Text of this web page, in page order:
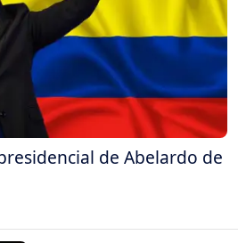
de Abelardo de